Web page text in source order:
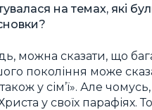
на темах, які
можна сказати, що
покоління може
у сім’ї». Але
у своїх парафіях.